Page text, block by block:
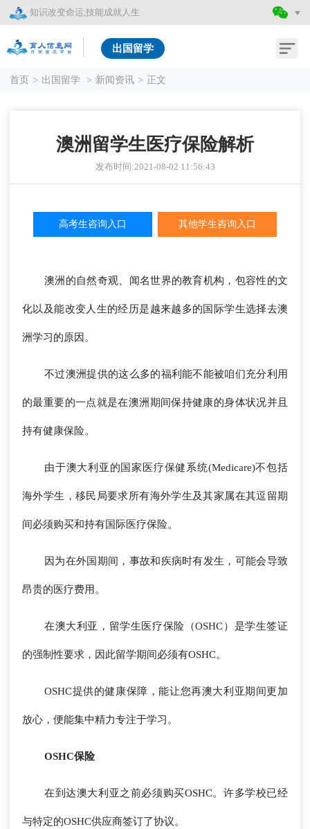
知识改变命运,技能成就人生
出国留学
首页 > 出国留学 > 新闻资讯 > 正文
澳洲留学生医疗保险解析
发布时间:2021-08-02 11:56:43
高考生咨询入口 其他学生咨询入口
澳洲的自然奇观、闻名世界的教育机构，包容性的文
化以及能改变人生的经历是越来越多的国际学生选择去澳
洲学习的原因。
不过澳洲提供的这么多的福利能不能被咱们充分利用
的最重要的一点就是在澳洲期间保持健康的身体状况并且
持有健康保险。
由于澳大利亚的国家医疗保健系统(Medicare)不包括
海外学生，移民局要求所有海外学生及其家属在其逗留期
间必须购买和持有国际医疗保险。
因为在外国期间，事故和疾病时有发生，可能会导致
昂贵的医疗费用。
在澳大利亚，留学生医疗保险（OSHC）是学生签证
的强制性要求，因此留学期间必须有OSHC。
OSHC提供的健康保障，能让您再澳大利亚期间更加
放心，便能集中精力专注于学习。
OSHC保险
在到达澳大利亚之前必须购买OSHC。许多学校已经
与特定的OSHC供应商签订了协议。